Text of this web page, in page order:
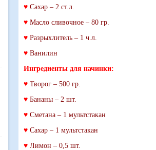
♥ Сахар – 2 ст.л.
♥ Масло сливочное – 80 гр.
♥ Разрыхлитель – 1 ч.л.
♥ Ванилин
Ингредиенты для начинки:
♥ Творог – 500 гр.
♥ Бананы – 2 шт.
♥ Сметана – 1 мультстакан
♥ Сахар – 1 мультстакан
♥ Лимон – 0,5 шт.